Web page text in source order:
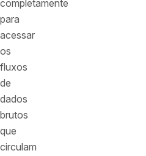
completamente
para
acessar
os
fluxos
de
dados
brutos
que
circulam